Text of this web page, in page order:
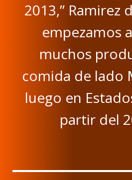
2013,” Ramirez
empezamos
muchos
comida de lado
luego en
partir del